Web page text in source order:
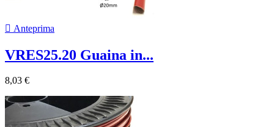
 Anteprima
VRES25.20 Guaina in...
8,03 €